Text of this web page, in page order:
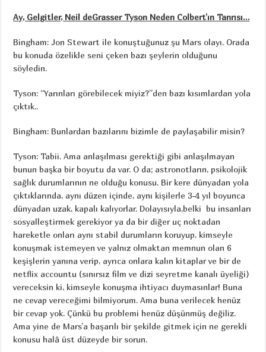
Ay, Gelgitler, Neil deGrasser Tyson Neden Colbert’ın Tanrısı…
Bingham: Jon Stewart ile konuştuğunuz şu Mars olayı. Orada
bu konuda özelikle seni çeken bazı şeylerin olduğunu
söyledin.
Tyson: “Yarınları görebilecek miyiz?”den bazı kısımlardan yola
çıktık..
Bingham: Bunlardan bazılarını bizimle de paylaşabilir misin?
Tyson: Tabii. Ama anlaşılması gerektiği gibi anlaşılmayan
bunun başka bir boyutu da var. O da; astronotların, psikolojik
sağlık durumlarının ne olduğu konusu. Bir kere dünyadan yola
çıktıklarında, aynı düzen içinde, aynı kişilerle 3-4 yıl boyunca
dünyadan uzak, kapalı kalıyorlar. Dolayısıyla,belki bu insanları
sosyalleştirmek gerekiyor ya da bir diğer uç noktadan
hareketle onları aynı stabil durumların koruyup, kimseyle
konuşmak istemeyen ve yalnız olmaktan memnun olan 6
keşişlerin yanına verip, ayrıca onlara kalın kitaplar ve bir de
netflix accountu (sınırsız film ve dizi seyretme kanalı üyeliği)
vereceksin ki, kimseyle konuşma ihtiyacı duymasınlar! Buna
ne cevap vereceğimi bilmiyorum. Ama buna verilecek henüz
bir cevap yok. Çünkü bu problemi henüz düşünmüş değiliz.
Ama yine de Mars’a başarılı bir şekilde gitmek için ne gerekli
konusu halâ üst düzeyde bir sorun.